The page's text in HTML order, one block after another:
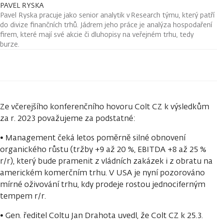
PAVEL RYSKA
Pavel Ryska pracuje jako senior analytik v Research týmu, který patří
do divize finančních trhů. Jádrem jeho práce je analýza hospodaření
firem, které mají své akcie či dluhopisy na veřejném trhu, tedy
burze.
Ze včerejšího konferenčního hovoru Colt CZ k výsledkům
za r. 2023 považujeme za podstatné:
• Management čeká letos poměrně silné obnovení
organického růstu (tržby +9 až 20 %, EBITDA +8 až 25 %
r/r), který bude pramenit z vládních zakázek i z obratu na
americkém komerčním trhu. V USA je nyní pozorováno
mírné oživování trhu, kdy prodeje rostou jednociferným
tempem r/r.
• Gen. ředitel Coltu Jan Drahota uvedl, že Colt CZ k 25.3.